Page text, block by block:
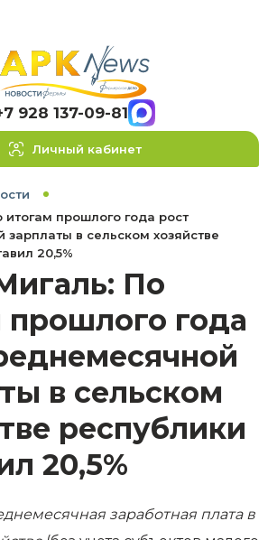
928 137-09-81
Личный кабинет
прошлого года рост
в сельском хозяйстве
20,5%
По
прошлого года
в сельском
республики
20,5%
заработная плата в